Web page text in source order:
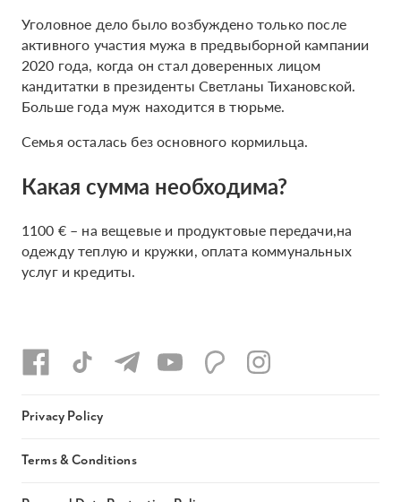
Уголовное дело было возбуждено только после
активного участия мужа в предвыборной кампании
2020 года, когда он стал доверенных лицом
кандитатки в президенты Светланы Тихановской.
Больше года муж находится в тюрьме.
Семья осталась без основного кормильца.
Какая сумма необходима?
1100 € – на вещевые и продуктовые передачи,на
одежду теплую и кружки, оплата коммунальных
услуг и кредиты.
Privacy Policy
Terms & Conditions